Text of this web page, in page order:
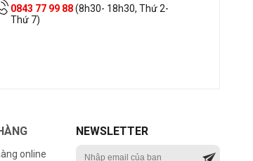
0843 77 99 88(8h30- 18h30, Thứ 2-
Thứ 7)
online
NEWSLETTER